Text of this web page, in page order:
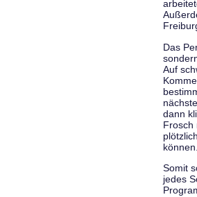
Das
Auf
dann
Frosch
Somit
jedes